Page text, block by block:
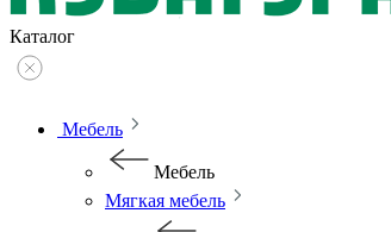
Каталог
Мебель
Мебель
Мягкая мебель